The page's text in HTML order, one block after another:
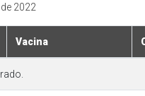
2022
Vacina